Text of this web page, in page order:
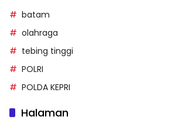
batam
olahraga
tebing tinggi
POLRI
POLDA KEPRI
Halaman